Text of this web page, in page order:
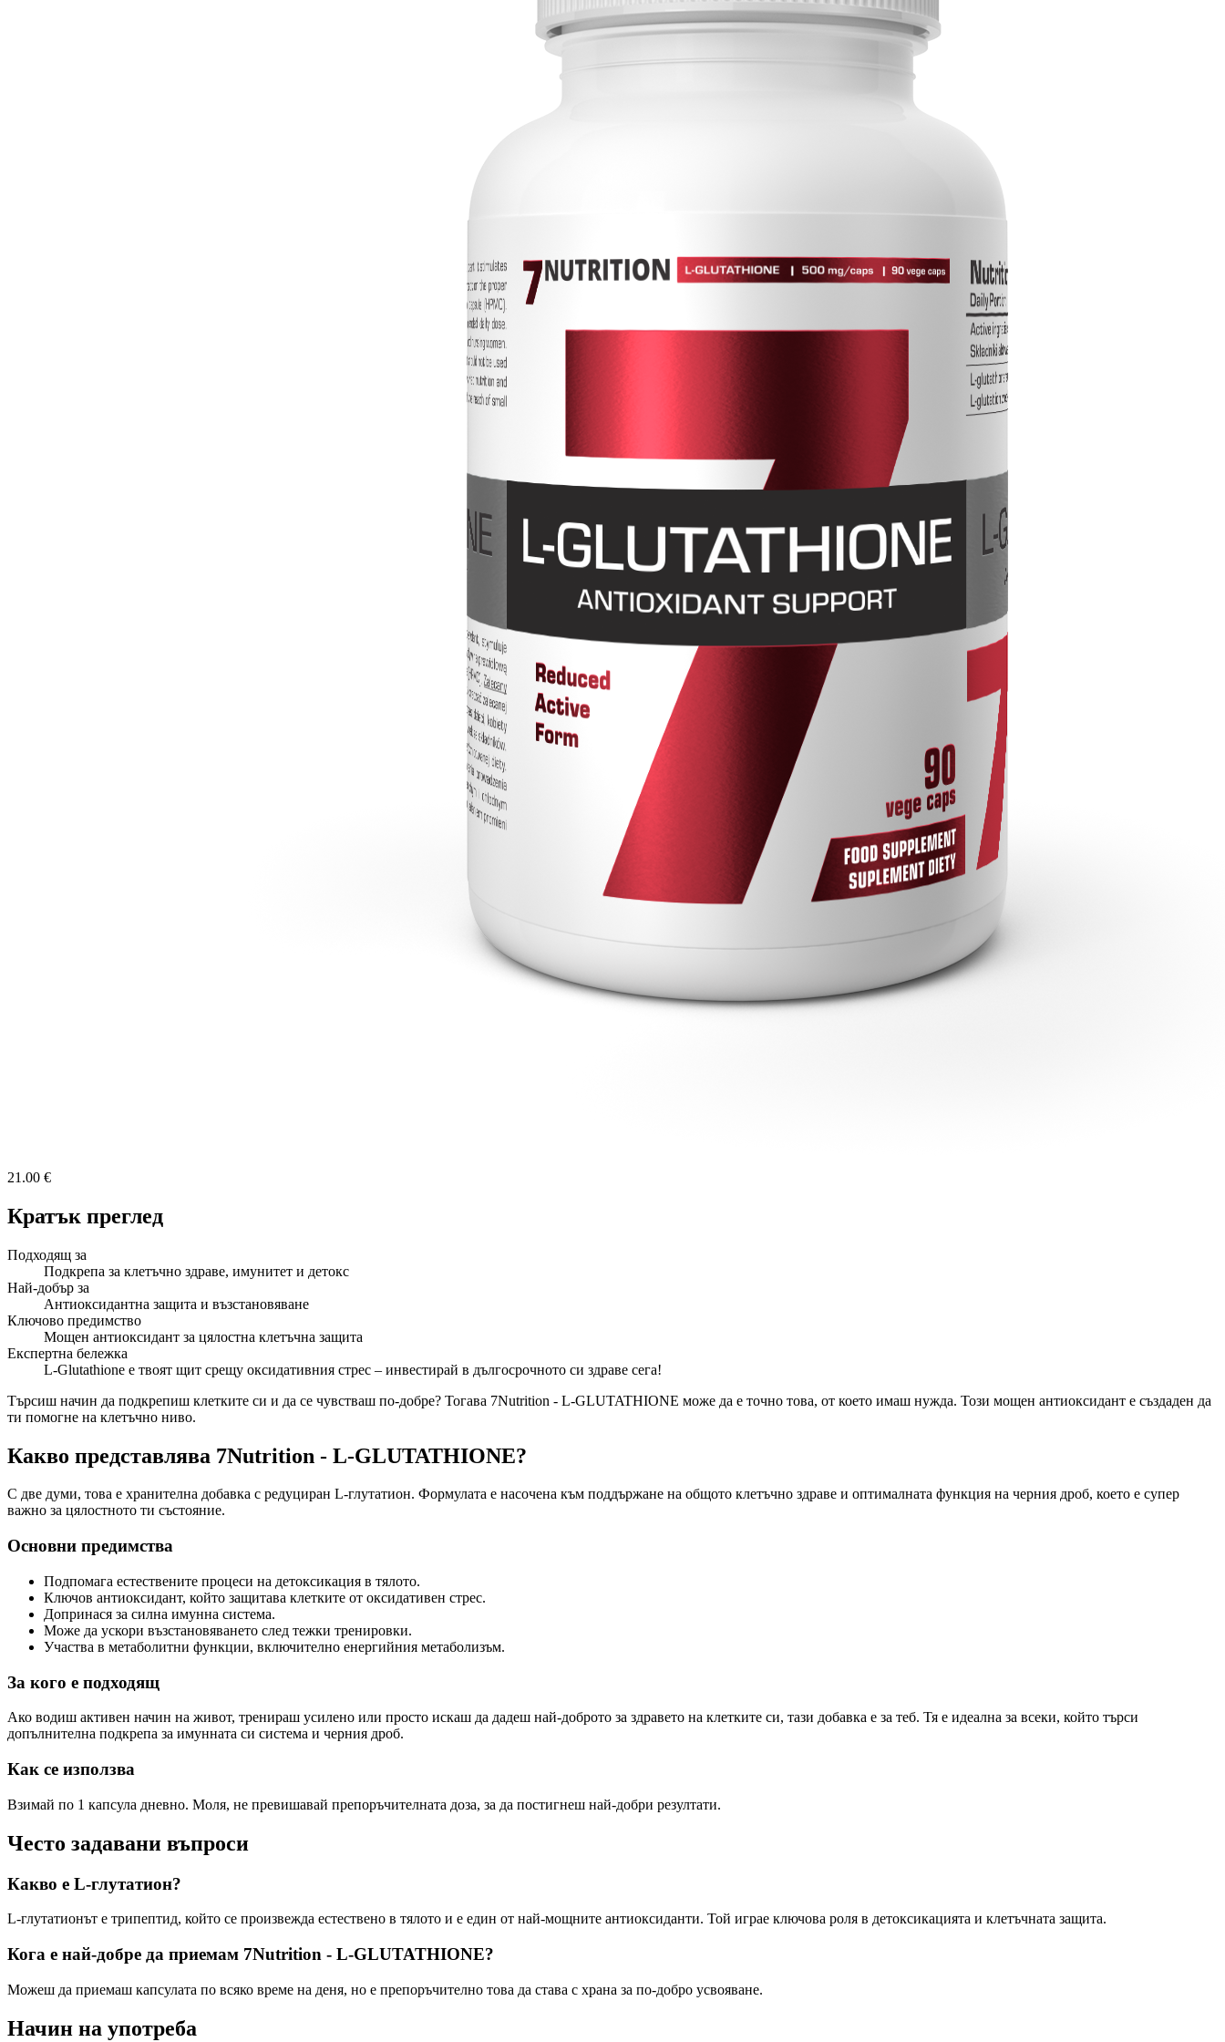
21.00 €
Кратък преглед
Подходящ за
Подкрепа за клетъчно здраве, имунитет и детокс
Най-добър за
Антиоксидантна защита и възстановяване
Ключово предимство
Мощен антиоксидант за цялостна клетъчна защита
Експертна бележка
L-Glutathione е твоят щит срещу оксидативния стрес – инвестирай в дългосрочното си здраве сега!
Търсиш начин да подкрепиш клетките си и да се чувстваш по-добре? Тогава 7Nutrition - L-GLUTATHIONE може да е точно това, от което имаш нужда. Този мощен антиоксидант е създаден да
ти помогне на клетъчно ниво.
Какво представлява 7Nutrition - L-GLUTATHIONE?
С две думи, това е хранителна добавка с редуциран L-глутатион. Формулата е насочена към поддържане на общото клетъчно здраве и оптималната функция на черния дроб, което е супер
важно за цялостното ти състояние.
Основни предимства
Подпомага естествените процеси на детоксикация в тялото.
Ключов антиоксидант, който защитава клетките от оксидативен стрес.
Допринася за силна имунна система.
Може да ускори възстановяването след тежки тренировки.
Участва в метаболитни функции, включително енергийния метаболизъм.
За кого е подходящ
Ако водиш активен начин на живот, тренираш усилено или просто искаш да дадеш най-доброто за здравето на клетките си, тази добавка е за теб. Тя е идеална за всеки, който търси
допълнителна подкрепа за имунната си система и черния дроб.
Как се използва
Взимай по 1 капсула дневно. Моля, не превишавай препоръчителната доза, за да постигнеш най-добри резултати.
Често задавани въпроси
Какво е L-глутатион?
L-глутатионът е трипептид, който се произвежда естествено в тялото и е един от най-мощните антиоксиданти. Той играе ключова роля в детоксикацията и клетъчната защита.
Кога е най-добре да приемам 7Nutrition - L-GLUTATHIONE?
Можеш да приемаш капсулата по всяко време на деня, но е препоръчително това да става с храна за по-добро усвояване.
Начин на употреба